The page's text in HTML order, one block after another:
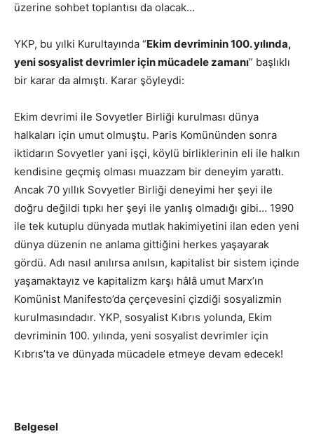
üzerine sohbet toplantısı da olacak…
YKP, bu yılki Kurultayında “Ekim devriminin 100. yılında,
yeni sosyalist devrimler için mücadele zamanı” başlıklı
bir karar da almıştı. Karar şöyleydi:
Ekim devrimi ile Sovyetler Birliği kurulması dünya
halkaları için umut olmuştu. Paris Komününden sonra
iktidarın Sovyetler yani işçi, köylü birliklerinin eli ile halkın
kendisine geçmiş olması muazzam bir deneyim yarattı.
Ancak 70 yıllık Sovyetler Birliği deneyimi her şeyi ile
doğru değildi tıpkı her şeyi ile yanlış olmadığı gibi… 1990
ile tek kutuplu dünyada mutlak hakimiyetini ilan eden yeni
dünya düzenin ne anlama gittiğini herkes yaşayarak
gördü. Adı nasıl anılırsa anılsın, kapitalist bir sistem içinde
yaşamaktayız ve kapitalizm karşı hâlâ umut Marx’ın
Komünist Manifesto’da çerçevesini çizdiği sosyalizmin
kurulmasındadır. YKP, sosyalist Kıbrıs yolunda, Ekim
devriminin 100. yılında, yeni sosyalist devrimler için
Kıbrıs’ta ve dünyada mücadele etmeye devam edecek!
Belgesel